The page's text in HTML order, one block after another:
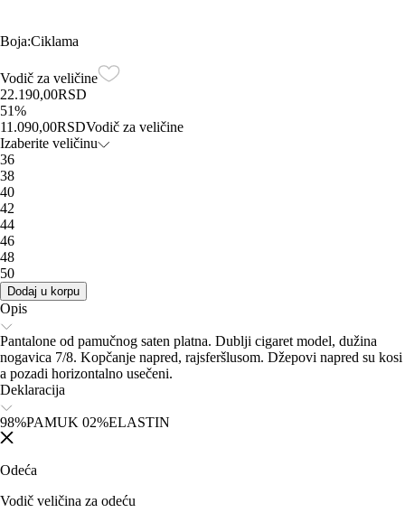
Boja:Ciklama
Vodič za veličine
22.190,00RSD
51%
11.090,00RSDVodič za veličine
Izaberite veličinu
36
38
40
42
44
46
48
50
Dodaj u korpu
Opis
Pantalone od pamučnog saten platna. Dublji cigaret model, dužina
nogavica 7/8. Kopčanje napred, rajsferšlusom. Džepovi napred su kosi
a pozadi horizontalno usečeni.
Deklaracija
98%PAMUK 02%ELASTIN
Odeća
Vodič veličina za odeću